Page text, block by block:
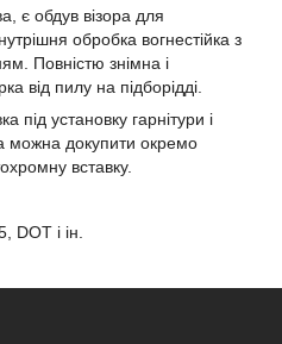
є обдув візора для
обробка вогнестійка з
Повністю знімна і
від пилу на підборідді.
під установку гарнітури і
можна докупити окремо
вставку.
DOT і ін.